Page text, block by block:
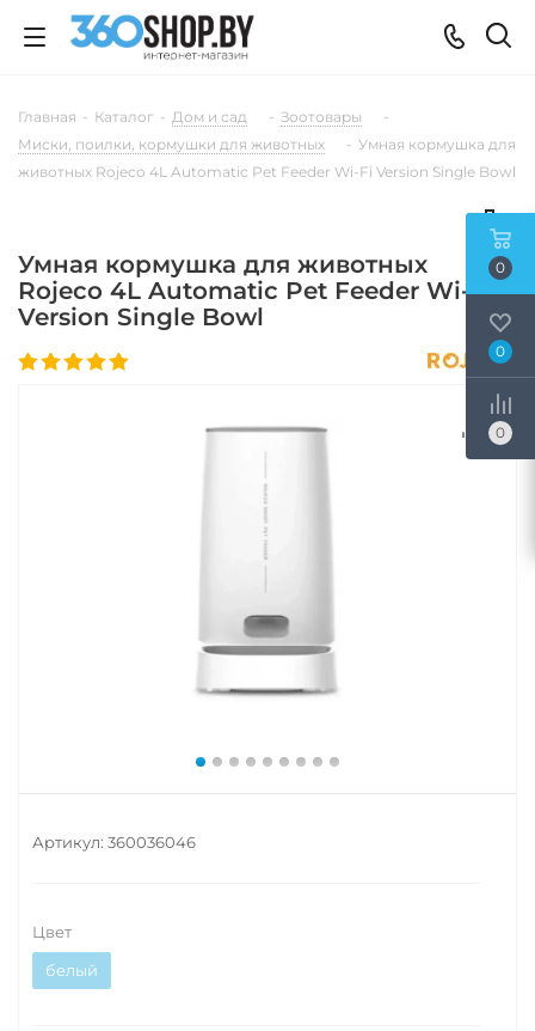
Главная - Каталог - Дом и сад - Зоотовары
-
Миски, поилки, кормушки для животных
- Умная кормушка для
животных Rojeco 4L Automatic Pet Feeder Wi-Fi Version Single Bowl
Умная кормушка для животных
Rojeco 4L Automatic Pet Feeder Wi-Fi
Version Single Bowl
Артикул: 360036046
Цвет
белый
0
0
0